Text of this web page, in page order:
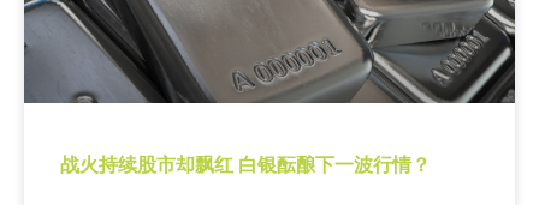
战火持续股市却飘红 白银酝酿下一波行情？